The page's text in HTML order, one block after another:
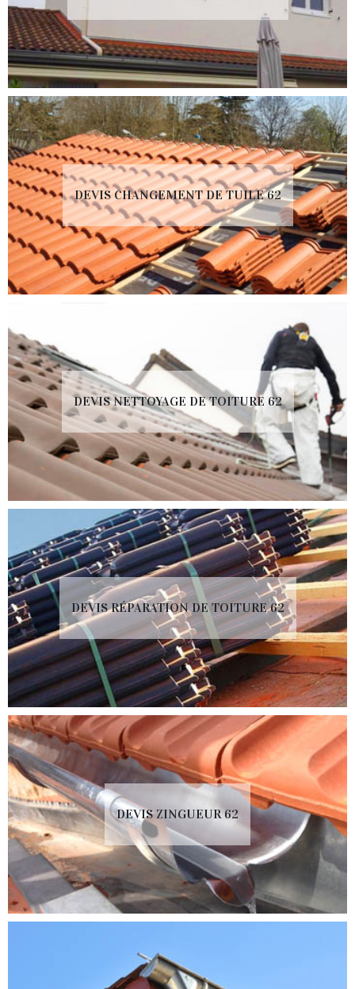
DEVIS CHANGEMENT DE TUILE 62
DEVIS NETTOYAGE DE TOITURE 62
DEVIS RÉPARATION DE TOITURE 62
DEVIS ZINGUEUR 62